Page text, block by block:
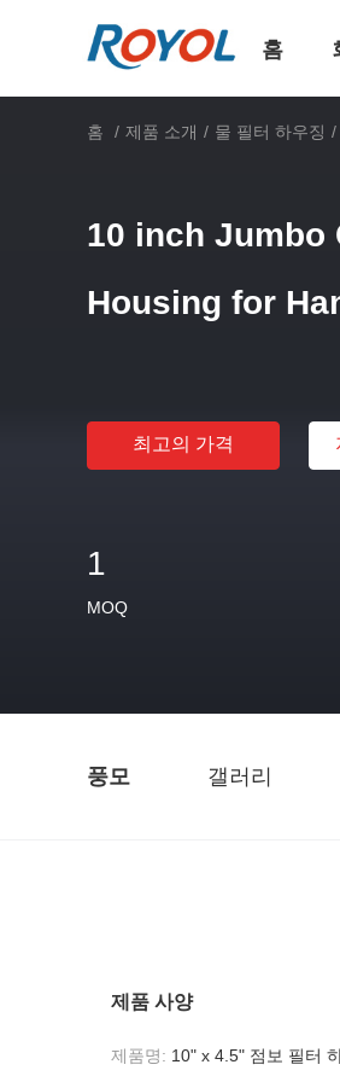
홈
홈 / 제품 소개 / 물 필터 하우징 /
10 inch Jumbo
Housing for
최고의 가격
1
MOQ
풍모 갤러리
제품 사양
제품명: 10" x 4.5" 점보 필터